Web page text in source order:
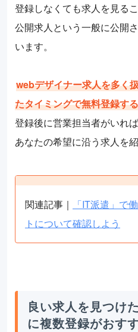
登録しなくても求人を見る
公開求人という一般に公開
います。
webデザイナー求人を多く
たタイミングで無料登録す
登録後に営業担当者がいれ
あなたの希望に沿う求人を
関連記事｜
「IT派遣」で
トについて確認しよう
良い求人を見つけ
に複数登録がおす